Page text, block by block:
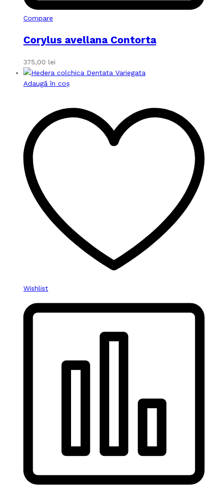
Compare
Corylus avellana Contorta
375,00 lei
Adaugă în coș
Wishlist